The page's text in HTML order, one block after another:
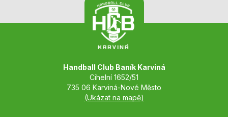
Handball Club Baník Karviná
Cihelní 1652/51
735 06 Karviná-Nové Město
(Ukázat na mapě)